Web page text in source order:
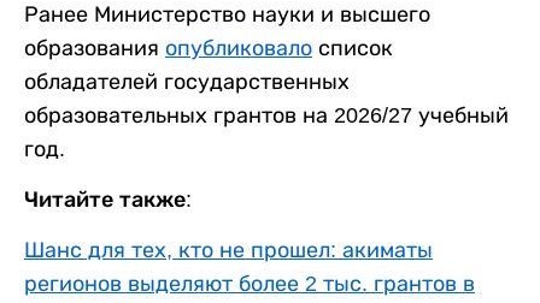
Ранее Министерство науки и высшего
образования опубликовало список
обладателей государственных
образовательных грантов на 2026/27 учебный
год.
Читайте также:
Шанс для тех, кто не прошел: акиматы
регионов выделяют более 2 тыс. грантов в